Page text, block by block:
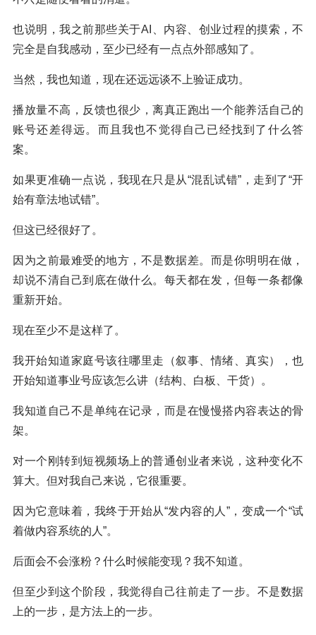
也说明，我之前那些关于AI、内容、创业过程的摸索，不
完全是自我感动，至少已经有一点点外部感知了。
当然，我也知道，现在还远远谈不上验证成功。
播放量不高，反馈也很少，离真正跑出一个能养活自己的
账号还差得远。而且我也不觉得自己已经找到了什么答
案。
如果更准确一点说，我现在只是从“混乱试错”，走到了“开
始有章法地试错”。
但这已经很好了。
因为之前最难受的地方，不是数据差。而是你明明在做，
却说不清自己到底在做什么。每天都在发，但每一条都像
重新开始。
现在至少不是这样了。
我开始知道家庭号该往哪里走（叙事、情绪、真实），也
开始知道事业号应该怎么讲（结构、白板、干货）。
我知道自己不是单纯在记录，而是在慢慢搭内容表达的骨
架。
对一个刚转到短视频场上的普通创业者来说，这种变化不
算大。但对我自己来说，它很重要。
因为它意味着，我终于开始从“发内容的人”，变成一个“试
着做内容系统的人”。
后面会不会涨粉？什么时候能变现？我不知道。
但至少到这个阶段，我觉得自己往前走了一步。不是数据
上的一步，是方法上的一步。